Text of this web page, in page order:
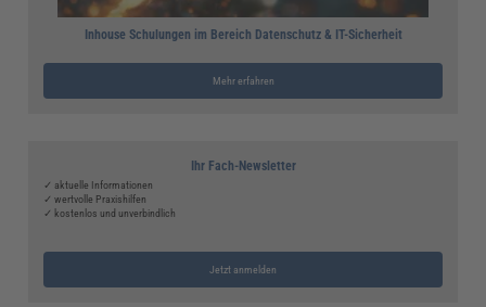
Inhouse Schulungen im Bereich Datenschutz & IT-Sicherheit
Mehr erfahren
Ihr Fach-Newsletter
✓ aktuelle Informationen
✓ wertvolle Praxishilfen
✓ kostenlos und unverbindlich
Jetzt anmelden